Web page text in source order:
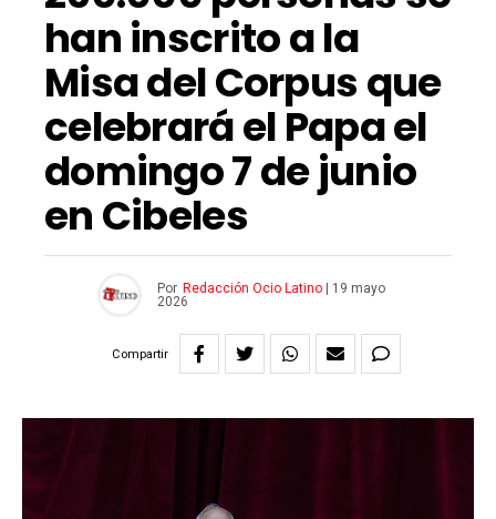
han inscrito a la
Misa del Corpus que
celebrará el Papa el
domingo 7 de junio
en Cibeles
Por Redacción Ocio Latino|
19 mayo
2026
Compartir